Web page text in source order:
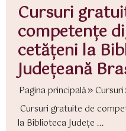
Cursuri
competenţe
cetăţeni la
Judeţeană
Pagina principală
Cursuri
Cursuri gratuite de
la Biblioteca Judeţe ...